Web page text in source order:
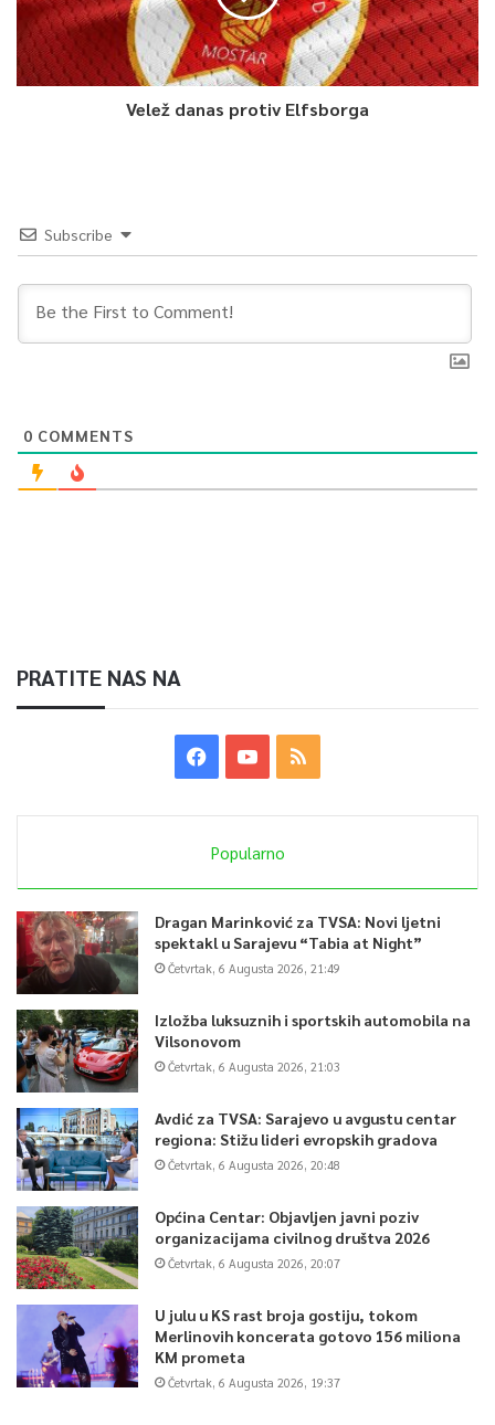
Velež danas protiv Elfsborga
Subscribe
0 COMMENTS
PRATITE NAS NA
Popularno
Dragan Marinković za TVSA: Novi ljetni
spektakl u Sarajevu “Tabia at Night”
Četvrtak, 6 Augusta 2026, 21:49
Izložba luksuznih i sportskih automobila na
Vilsonovom
Četvrtak, 6 Augusta 2026, 21:03
Avdić za TVSA: Sarajevo u avgustu centar
regiona: Stižu lideri evropskih gradova
Četvrtak, 6 Augusta 2026, 20:48
Općina Centar: Objavljen javni poziv
organizacijama civilnog društva 2026
Četvrtak, 6 Augusta 2026, 20:07
U julu u KS rast broja gostiju, tokom
Merlinovih koncerata gotovo 156 miliona
KM prometa
Četvrtak, 6 Augusta 2026, 19:37